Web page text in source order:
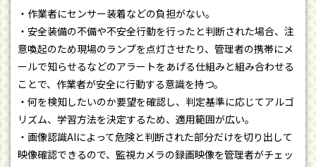
・作業者にセンサー装着などの負担がない。
・安全装備の不備や不安全行動を行ったと判断された場合、注
意喚起のため現場のランプを点灯させたり、管理者の携帯にメ
ールで知らせるなどのアラートをあげる仕組みと組み合わせる
ことで、作業者が安全に行動する意識を持つ。
・何を検知したいのか要望を確認し、判定基準に応じてアルゴ
リズム、学習方法を決定するため、適用範囲が広い。
・画像認識AIによって危険と判断された部分だけを切り出して
映像確認できるので、監視カメラの録画映像を管理者がチェッ